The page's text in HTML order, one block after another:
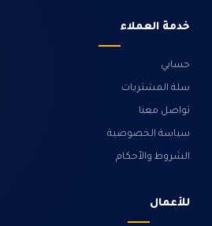
خدمة العملاء
حسابي
سلة المشتريات
تواصل معنا
سياسة الخصوصية
الشروط والأحكام
للأعمال